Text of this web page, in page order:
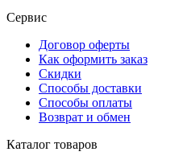
Сервис
Договор оферты
Как оформить заказ
Скидки
Способы доставки
Способы оплаты
Возврат и обмен
Каталог товаров